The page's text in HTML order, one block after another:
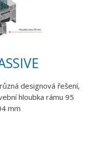
designová řešení,
hloubka rámu 95
mm